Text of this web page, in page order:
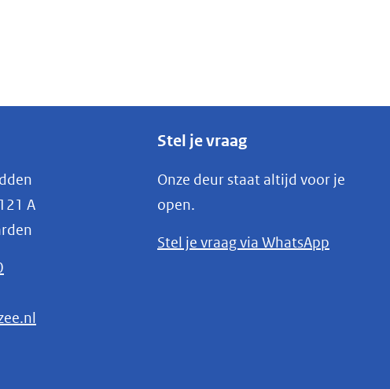
A
Stel je vraag
Onze deur staat altijd voor je
open.
Stel je vraag via WhatsApp